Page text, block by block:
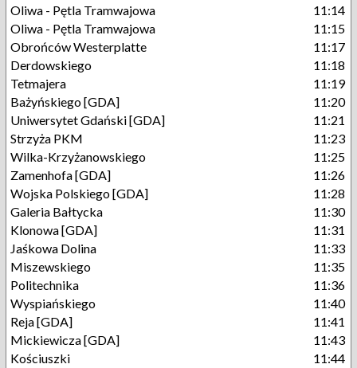
Oliwa - Pętla Tramwajowa
11:14
Oliwa - Pętla Tramwajowa
11:15
Obrońców Westerplatte
11:17
Derdowskiego
11:18
Tetmajera
11:19
Bażyńskiego [GDA]
11:20
Uniwersytet Gdański [GDA]
11:21
Strzyża PKM
11:23
Wilka-Krzyżanowskiego
11:25
Zamenhofa [GDA]
11:26
Wojska Polskiego [GDA]
11:28
Galeria Bałtycka
11:30
Klonowa [GDA]
11:31
Jaśkowa Dolina
11:33
Miszewskiego
11:35
Politechnika
11:36
Wyspiańskiego
11:40
Reja [GDA]
11:41
Mickiewicza [GDA]
11:43
Kościuszki
11:44